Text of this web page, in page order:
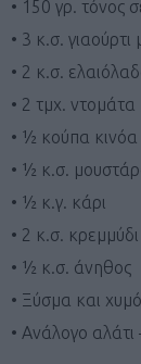
• 150 γρ. τόνος
• 3 κ.σ. γιαούρτι
• 2 κ.σ.
• 2 τμχ.
• ½ κούπα
• ½ κ.σ.
• ½ κ.γ. κάρι
• 2 κ.σ.
• ½ κ.σ. άνηθος
• Ξύσμα και
• Ανάλογο αλάτι